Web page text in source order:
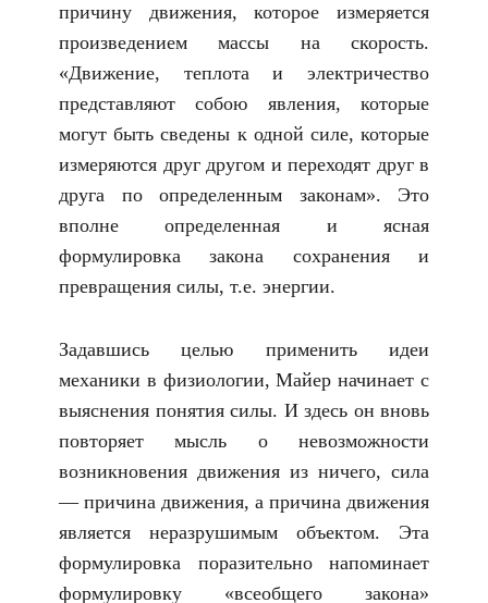
причину движения, которое измеряется
произведением массы на скорость.
«Движение, теплота и электричество
представляют собою явления, которые
могут быть сведены к одной силе, которые
измеряются друг другом и переходят друг в
друга по определенным законам». Это
вполне определенная и ясная
формулировка закона сохранения и
превращения силы, т.е. энергии.
Задавшись целью применить идеи
механики в физиологии, Майер начинает с
выяснения понятия силы. И здесь он вновь
повторяет мысль о невозможности
возникновения движения из ничего, сила
— причина движения, а причина движения
является неразрушимым объектом. Эта
формулировка поразительно напоминает
формулировку «всеобщего закона»